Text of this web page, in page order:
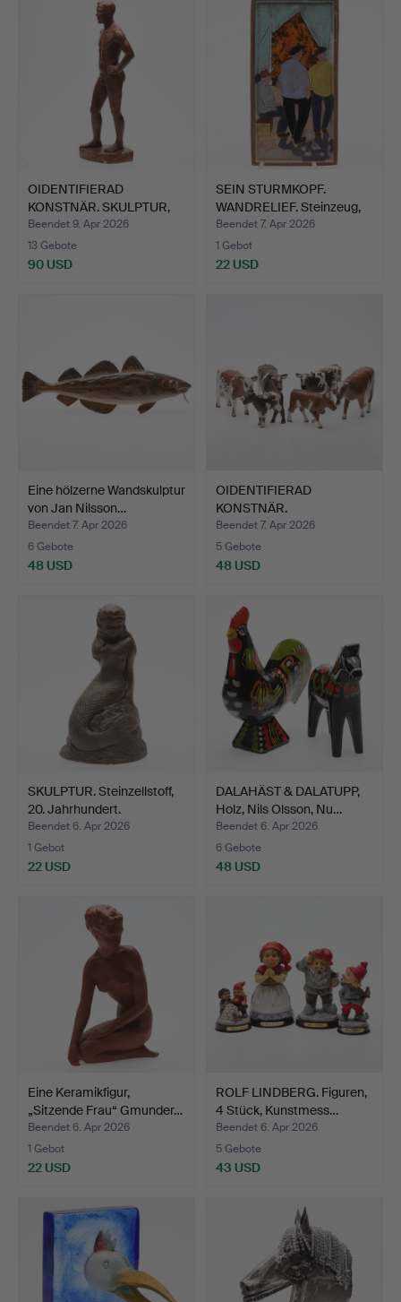
OIDENTIFIERAD
KONSTNÄR. SKULPTUR,
bemalter…
Beendet 9. Apr 2026
13 Gebote
90 USD
SEIN STURMKOPF.
WANDRELIEF. Steinzeug,
Bor…
Beendet 7. Apr 2026
1 Gebot
22 USD
Eine hölzerne Wandskulptur
von Jan Nilsson…
Beendet 7. Apr 2026
6 Gebote
48 USD
OIDENTIFIERAD
KONSTNÄR.
SKULPTUREN. 6 Stck…
Beendet 7. Apr 2026
5 Gebote
48 USD
SKULPTUR. Steinzellstoff,
20. Jahrhundert.
Beendet 6. Apr 2026
1 Gebot
22 USD
DALAHÄST & DALATUPP,
Holz, Nils Olsson, Nu…
Beendet 6. Apr 2026
6 Gebote
48 USD
Eine Keramikfigur,
„Sitzende Frau“ Gmunder…
Beendet 6. Apr 2026
1 Gebot
22 USD
ROLF LINDBERG. Figuren,
4 Stück, Kunstmess…
Beendet 6. Apr 2026
5 Gebote
43 USD